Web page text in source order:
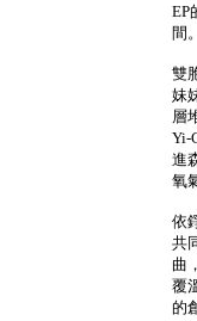
EP
間。
雙
妹
層
Yi-
進
氧
依
共
曲
覆
的